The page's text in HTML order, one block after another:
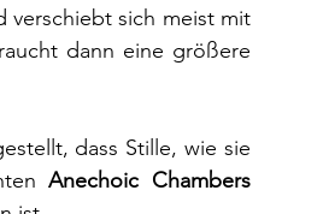
verschiebt sich meist mit
dann eine größere
dass Stille, wie sie
Anechoic Chambers